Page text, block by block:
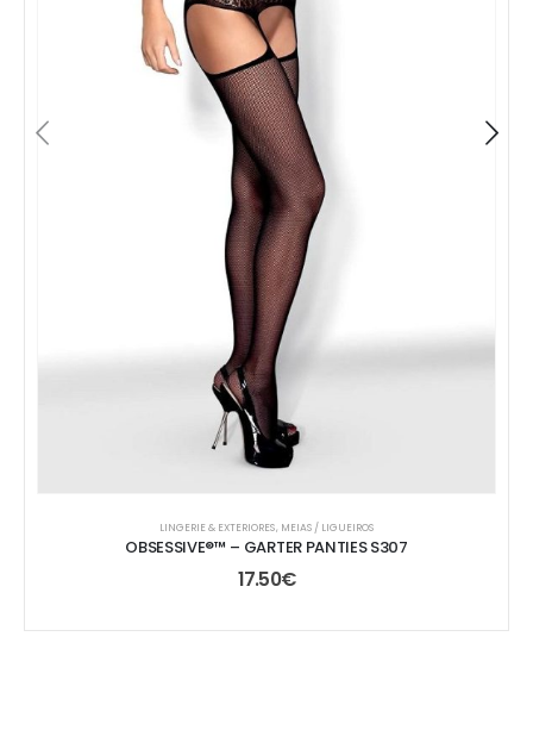
LINGERIE & EXTERIORES, MEIAS / LIGUEIROS
OBSESSIVE®™ – GARTER PANTIES S307
17.50€